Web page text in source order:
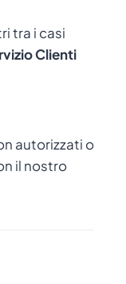
tra i casi
Clienti
autorizzati o
il nostro